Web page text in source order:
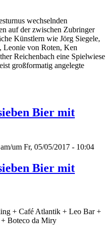
wechselnden
auf der zwischen Zubringer
Künstlern wie Jörg Siegele,
Leonie von Roten, Ken
Reichenbach eine Spielwiese
großformatig angelegte
Bier mit
am/um Fr, 05/05/2017 - 10:04
Bier mit
+ Café Atlantik + Leo Bar +
Boteco da Miry